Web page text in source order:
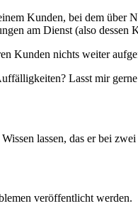
Kunden, bei dem über
am Dienst (also
Kunden nichts weiter
Lasst mir
lassen, das er bei
veröffentlicht werden.